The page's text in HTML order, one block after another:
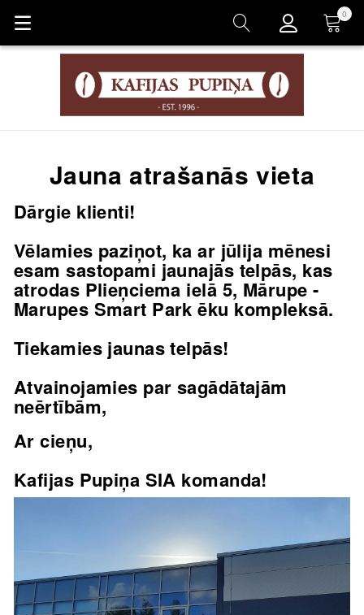
Корзина
0
Jauna atrašanās vieta
Dārgie klienti!
Vēlamies paziņot, ka ar jūlija mēnesi
esam sastopami jaunajās telpās, kas
atrodas Plieņciema ielā 5, Mārupe -
Marupes Smart Park ēku kompleksā.
Tiekamies jaunas telpās!
Atvainojamies par sagādātajām
neērtībām,
Ar cieņu,
Kafijas Pupiņa SIA komanda!